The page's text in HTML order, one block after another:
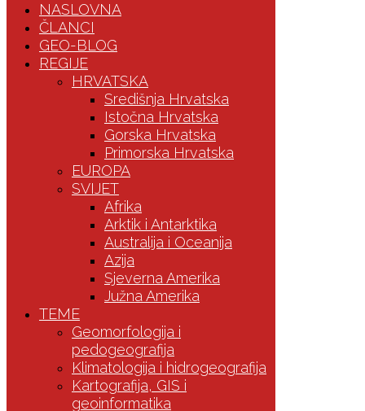
NASLOVNA
ČLANCI
GEO-BLOG
REGIJE
HRVATSKA
Središnja Hrvatska
Istočna Hrvatska
Gorska Hrvatska
Primorska Hrvatska
EUROPA
SVIJET
Afrika
Arktik i Antarktika
Australija i Oceanija
Azija
Sjeverna Amerika
Južna Amerika
TEME
Geomorfologija i
pedogeografija
Klimatologija i hidrogeografija
Kartografija, GIS i
geoinformatika